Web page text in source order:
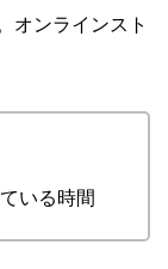
オンラインスト
いる時間